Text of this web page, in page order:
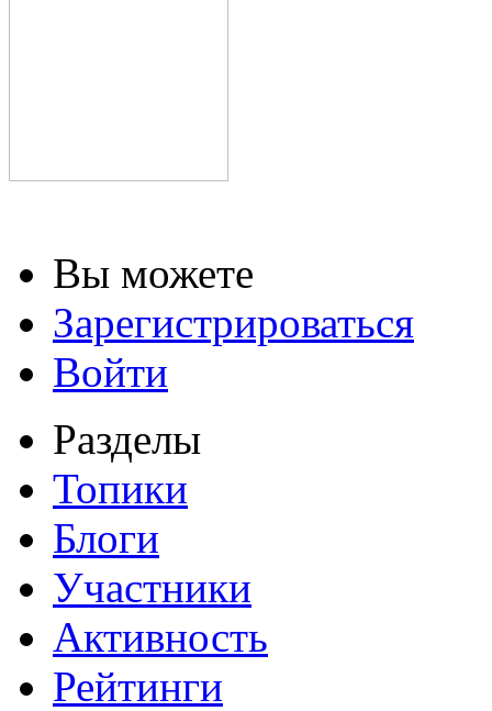
Вы можете
Зарегистрироваться
Войти
Разделы
Топики
Блоги
Участники
Активность
Рейтинги